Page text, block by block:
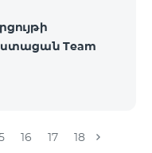
Team
16 17 18